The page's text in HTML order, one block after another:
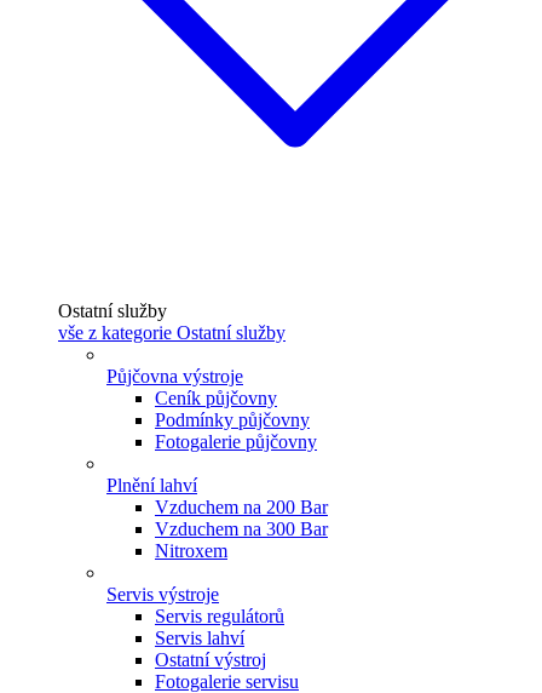
Ostatní služby
vše z kategorie Ostatní služby
Půjčovna výstroje
Ceník půjčovny
Podmínky půjčovny
Fotogalerie půjčovny
Plnění lahví
Vzduchem na 200 Bar
Vzduchem na 300 Bar
Nitroxem
Servis výstroje
Servis regulátorů
Servis lahví
Ostatní výstroj
Fotogalerie servisu